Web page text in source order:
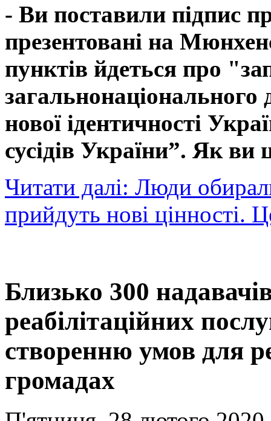
- Ви поставили підпис
презентовані на
пунктів йдеться про
нової ідентичності
сусідів України”. Як ви
Читати далі: Люди
прийдуть нові цінності.
Близько 300
реабілітаційних
створенню умов для
громадах